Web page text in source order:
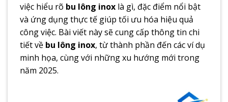
việc hiểu rõ bu lông inox là gì, đặc điểm nổi bật
và ứng dụng thực tế giúp tối ưu hóa hiệu quả
công việc. Bài viết này sẽ cung cấp thông tin chi
tiết về bu lông inox, từ thành phần đến các ví dụ
minh họa, cùng với những xu hướng mới trong
năm 2025.